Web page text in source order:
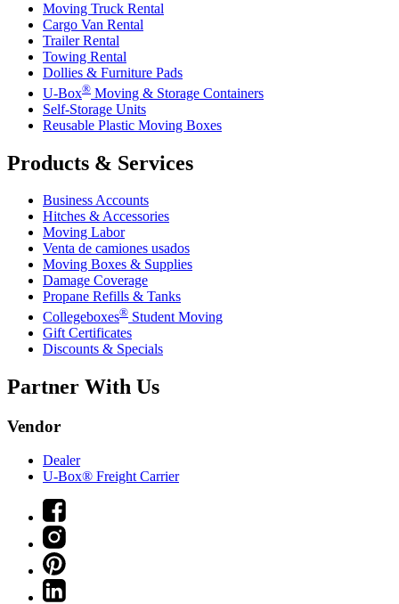
Moving Truck Rental
Cargo Van Rental
Trailer Rental
Towing Rental
Dollies & Furniture Pads
U-Box® Moving & Storage Containers
Self-Storage Units
Reusable Plastic Moving Boxes
Products & Services
Business Accounts
Hitches & Accessories
Moving Labor
Venta de camiones usados
Moving Boxes & Supplies
Damage Coverage
Propane Refills & Tanks
Collegeboxes® Student Moving
Gift Certificates
Discounts & Specials
Partner With Us
Vendor
Dealer
U-Box® Freight Carrier